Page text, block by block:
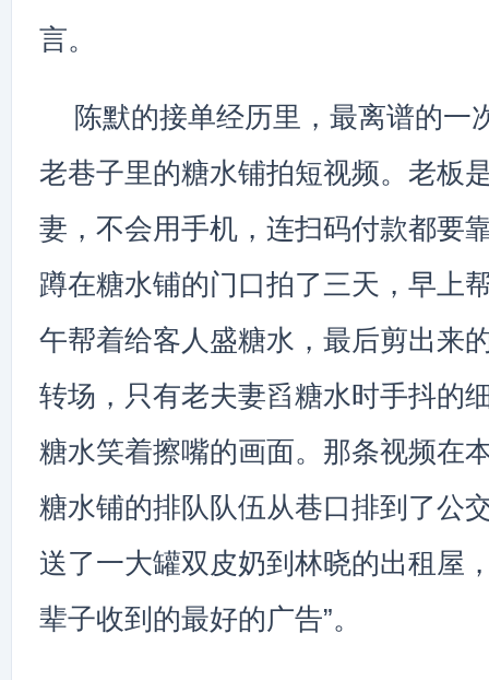
言。
陈默的接单经历里，最离谱的一
老巷子里的糖水铺拍短视频。老板
妻，不会用手机，连扫码付款都要
蹲在糖水铺的门口拍了三天，早上
午帮着给客人盛糖水，最后剪出来
转场，只有老夫妻舀糖水时手抖的
糖水笑着擦嘴的画面。那条视频在
糖水铺的排队队伍从巷口排到了公
送了一大罐双皮奶到林晓的出租屋
辈子收到的最好的广告”。